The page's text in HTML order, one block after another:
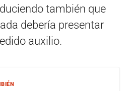
también que
debería presentar
auxilio.